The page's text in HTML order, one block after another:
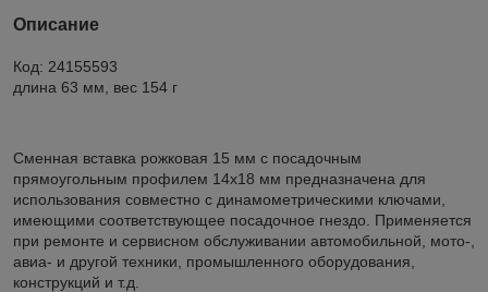
Описание
Код: 24155593
длина 63 мм, вес 154 г
Сменная вставка рожковая 15 мм с посадочным
прямоугольным профилем 14х18 мм предназначена для
использования совместно с динамометрическими ключами,
имеющими соответствующее посадочное гнездо. Применяется
при ремонте и сервисном обслуживании автомобильной, мото-,
авиа- и другой техники, промышленного оборудования,
конструкций и т.д.